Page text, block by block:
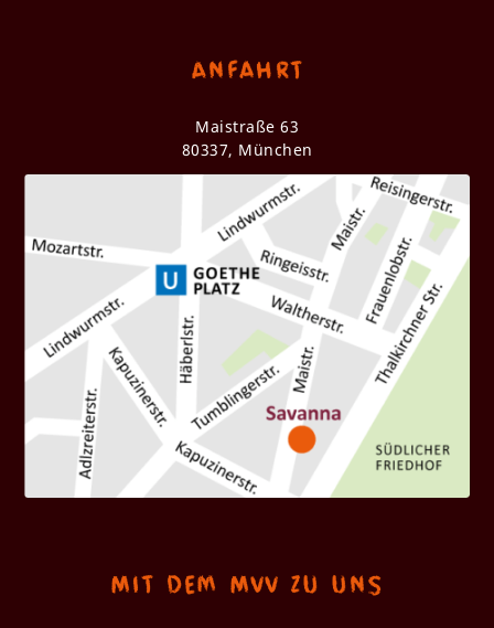
Anfahrt
Maistraße 63
80337, München
Mit dem MVV zu uns